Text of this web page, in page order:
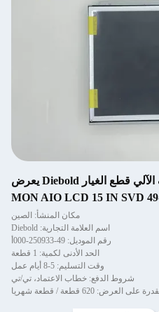
معدني بلاستيكي أجهزة الصراف الآلي قطع الغيار Diebold يعرض
MON AIO LCD 15 IN SVD
مكان المنشأ: الصين
اسم العلامة التجارية: Diebold
رقم الموديل: 49-250933-000أ
الحد الأدنى لكمية: 1 قطعة
وقت التسليم: 5-8 أيام عمل
شروط الدفع: خطاب الاعتماد، تي/تي
على العرض: 620 قطعة / قطعة شهريا